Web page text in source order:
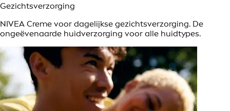
Gezichtsverzorging
NIVEA Creme voor dagelijkse gezichtsverzorging. De
ongeëvenaarde huidverzorging voor alle huidtypes.